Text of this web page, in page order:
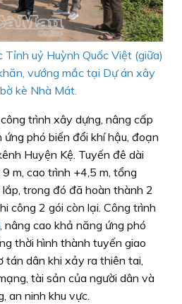
uỷ Huỳnh Quốc Việt (giữa)
vướng mắc tại Dự án xây
kè Nhà Mát.
trình xây dựng, nâng cấp
phó biến đổi khí hậu, đoạn
Huyện Kệ. Tuyến đê dài
m, cao trình +4,5 m, tổng
trong đó đã hoàn thành 2
công 2 gói còn lại. Công trình
, nâng cao khả năng ứng phó
thời hình thành tuyến giao
tán dân khi xảy ra thiên tai,
tài sản của người dân và
an ninh khu vực.